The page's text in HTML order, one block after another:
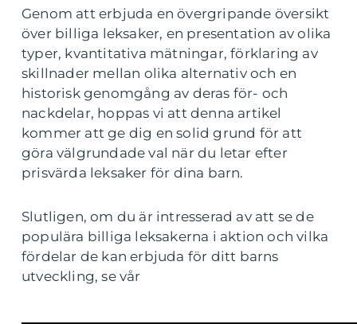
Genom att erbjuda en övergripande översikt
över billiga leksaker, en presentation av olika
typer, kvantitativa mätningar, förklaring av
skillnader mellan olika alternativ och en
historisk genomgång av deras för- och
nackdelar, hoppas vi att denna artikel
kommer att ge dig en solid grund för att
göra välgrundade val när du letar efter
prisvärda leksaker för dina barn.
Slutligen, om du är intresserad av att se de
populära billiga leksakerna i aktion och vilka
fördelar de kan erbjuda för ditt barns
utveckling, se vår